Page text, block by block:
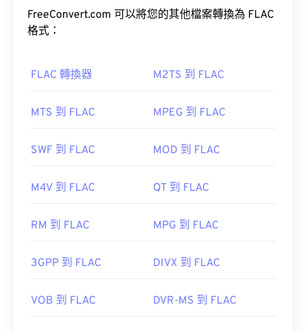
MP4 檔案會在作業系統的預設視訊播放器中開啟。
只需雙擊該文件即可開啟。無需第三方軟體。
啟。在 Mac 系統中，它會在QuickTime
在某些裝置上，尤其是行動裝置上，開啟這種檔案類
器，因此，當檔案無法開啟時，通常表示容器中的資
容。
開發者： 運動影像專家小組 (MPEG)
初始發布：1999
右。
開啟 FLAC 檔案的預設程式是 VLC 媒體播放器。
此外，可實作 FLAC 的編解碼器包括 FFmpeg、
Flake 和 FLACCL，用於編碼。Audiocogs
是一種 開源開源軟體。
初始發布： 2001
FreeConvert.com 可以將您的其他檔案轉換為 FLAC
格式：
FLAC 轉換器 M2TS 到 FLAC
MTS 到 FLAC MPEG 到 FLAC
SWF 到 FLAC MOD 到 FLAC
M4V 到 FLAC QT 到 FLAC
RM 到 FLAC MPG 到 FLAC
3GPP 到 FLAC DIVX 到 FLAC
VOB 到 FLAC DVR-MS 到 FLAC